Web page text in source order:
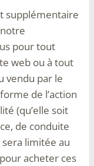
supplémentaire
pour tout
web ou à tout
vendu par le
de l’action
(qu’elle soit
de conduite
limitée au
acheter ces